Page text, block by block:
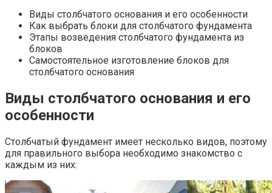
Виды столбчатого основания и его особенности
Как выбрать блоки для столбчатого фундамента
Этапы возведения столбчатого фундамента из
блоков
Самостоятельное изготовление блоков для
столбчатого основания
Виды столбчатого основания и его
особенности
Столбчатый фундамент имеет несколько видов, поэтому
для правильного выбора необходимо знакомство с
каждым из них: